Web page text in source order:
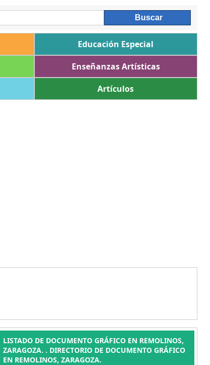
Educación Especial
Enseñanzas Artísticas
Artículos
LISTADO DE DOCUMENTO GRÁFICO EN REMOLINOS,
ZARAGOZA. . DIRECTORIO DE DOCUMENTO GRÁFICO
EN REMOLINOS, ZARAGOZA.